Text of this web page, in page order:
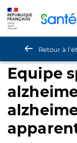
Retour à
Equipe